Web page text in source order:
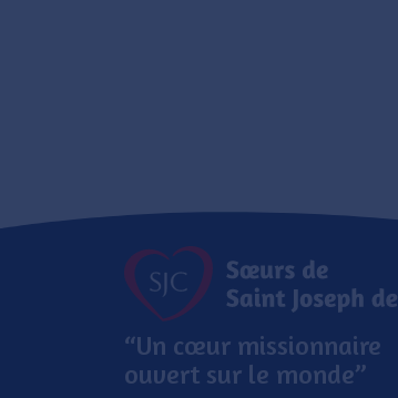
“Un cœur missionnaire
ouvert sur le monde”